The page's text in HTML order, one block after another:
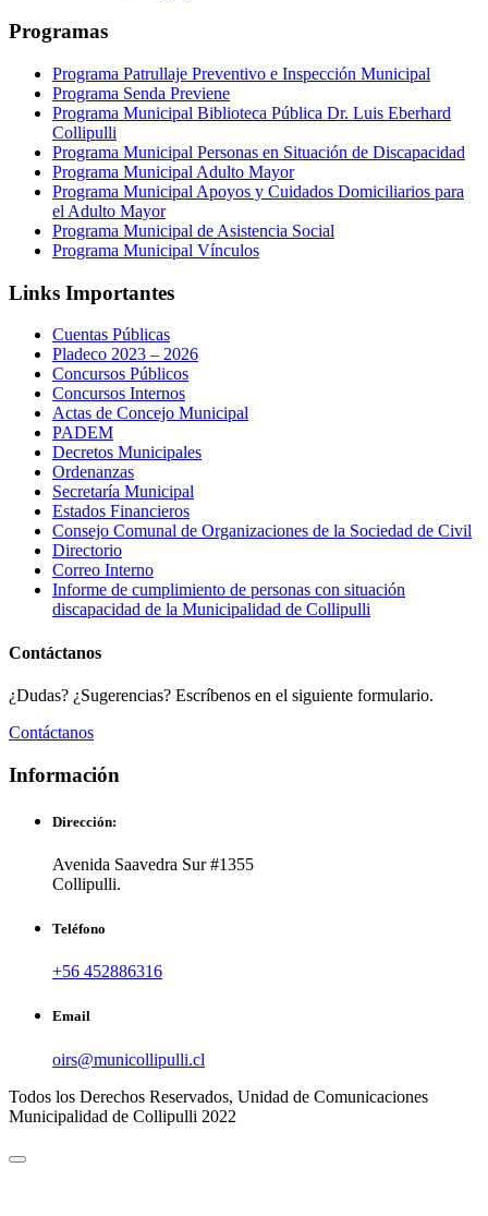
Programas
Programa Patrullaje Preventivo e Inspección Municipal
Programa Senda Previene
Programa Municipal Biblioteca Pública Dr. Luis Eberhard
Collipulli
Programa Municipal Personas en Situación de Discapacidad
Programa Municipal Adulto Mayor
Programa Municipal Apoyos y Cuidados Domiciliarios para
el Adulto Mayor
Programa Municipal de Asistencia Social
Programa Municipal Vínculos
Links Importantes
Cuentas Públicas
Pladeco 2023 – 2026
Concursos Públicos
Concursos Internos
Actas de Concejo Municipal
PADEM
Decretos Municipales
Ordenanzas
Secretaría Municipal
Estados Financieros
Consejo Comunal de Organizaciones de la Sociedad de Civil
Directorio
Correo Interno
Informe de cumplimiento de personas con situación
discapacidad de la Municipalidad de Collipulli
Contáctanos
¿Dudas? ¿Sugerencias? Escríbenos en el siguiente formulario.
Contáctanos
Información
Dirección:
Avenida Saavedra Sur #1355
Collipulli.
Teléfono
+56 452886316
Email
oirs@municollipulli.cl
Todos los Derechos Reservados, Unidad de Comunicaciones
Municipalidad de Collipulli 2022